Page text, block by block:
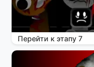
Перейти к этапу 7